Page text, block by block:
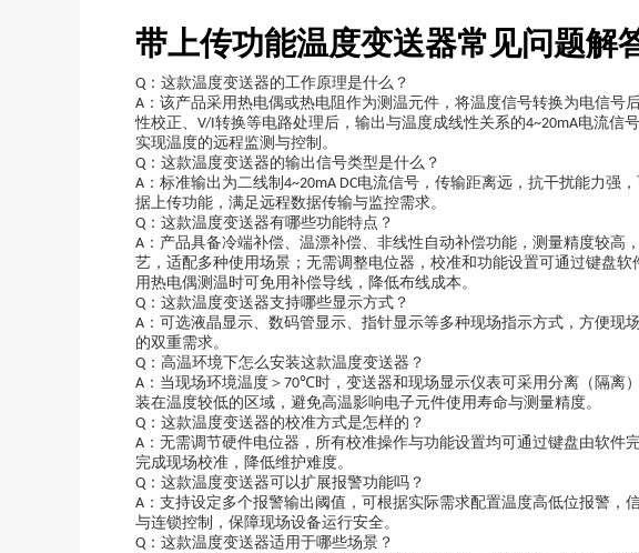
带上传功能温度变送器常见问题解
Q ：这款温度变送器的工作原理是什么？
A ：该产品采用热电偶或热电阻作为测温元件，将温度信号转换为电信
性校正、 V/I转换等电路处理后，输出与温度成线性关系的4~20mA电流信
实现温度的远程监测与控制。
Q ：这款温度变送器的输出信号类型是什么？
A ：标准输出为二线制 4~20mA DC电流信号，传输距离远，抗干扰能力强
据上传功能，满足远程数据传输与监控需求。
Q ：这款温度变送器有哪些功能特点？
A ：产品具备冷端补偿、温漂补偿、非线性自动补偿功能，测量精度较
艺，适配多种使用场景；无需调整电位器，校准和功能设置可通过键盘
用热电偶测温时可免用补偿导线，降低布线成本。
Q ：这款温度变送器支持哪些显示方式？
A ：可选液晶显示、数码管显示、指针显示等多种现场指示方式，方便
的双重需求。
Q ：高温环境下怎么安装这款温度变送器？
A ：当现场环境温度＞ 70℃时，变送器和现场显示仪表可采用分离（隔离
装在温度较低的区域，避免高温影响电子元件使用寿命与测量精度。
Q ：这款温度变送器的校准方式是怎样的？
A ：无需调节硬件电位器，所有校准操作与功能设置均可通过键盘由软件
完成现场校准，降低维护难度。
Q ：这款温度变送器可以扩展报警功能吗？
A ：支持设定多个报警输出阈值，可根据实际需求配置温度高低位报警
与连锁控制，保障现场设备运行安全。
Q ：这款温度变送器适用于哪些场景？